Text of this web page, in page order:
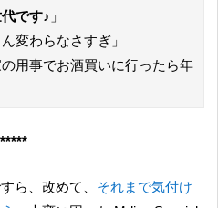
です♪ 」
変わらなさすぎ」
用事でお酒買いに行ったら年
*****
ら、改めて、 それまで気付け